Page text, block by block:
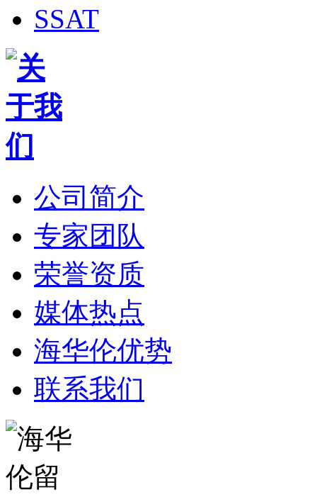
SSAT
公司简介
专家团队
荣誉资质
媒体热点
海华伦优势
联系我们